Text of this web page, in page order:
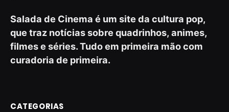
Salada de Cinema é um site da cultura pop,
que traz notícias sobre quadrinhos, animes,
filmes e séries. Tudo em primeira mão com
curadoria de primeira.
CATEGORIAS